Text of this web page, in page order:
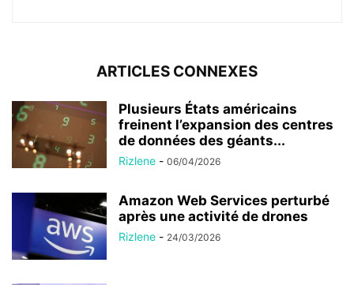
ARTICLES CONNEXES
Plusieurs États américains
freinent l’expansion des centres
de données des géants...
Rizlene - 06/04/2026
Amazon Web Services perturbé
après une activité de drones
Rizlene - 24/03/2026